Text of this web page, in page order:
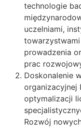
technologie
uczelniami,
prowadzenia
prac
Doskonalenie
organizacyjnej
optymalizacji
Rozwój